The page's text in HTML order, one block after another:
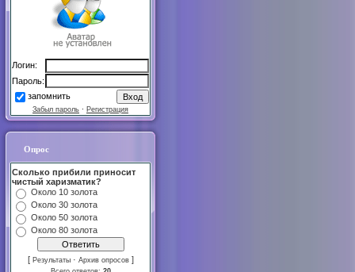
Логин:
Пароль:
запомнить
Забыл пароль · Регистрация
Опрос
Сколько прибили приносит
чистый харизматик?
Около 10 золота
Около 30 золота
Около 50 золота
Около 80 золота
[ Результаты · Архив опросов ]